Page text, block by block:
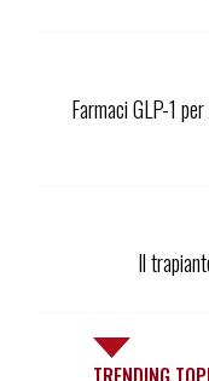
Farmaci GLP-1
Il